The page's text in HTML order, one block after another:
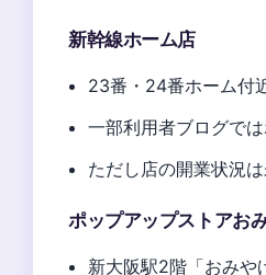
新幹線ホーム店
23番・24番ホーム付
一部利用者ブログで
ただし店の開業状況
ポップアップストアお
新大阪駅2階「おみ